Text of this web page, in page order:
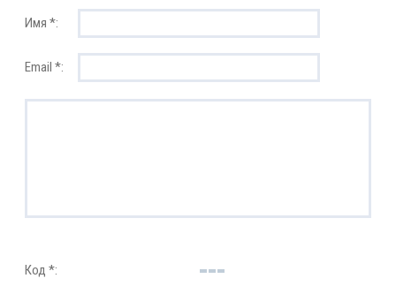
Имя *:
Email *:
Код *: